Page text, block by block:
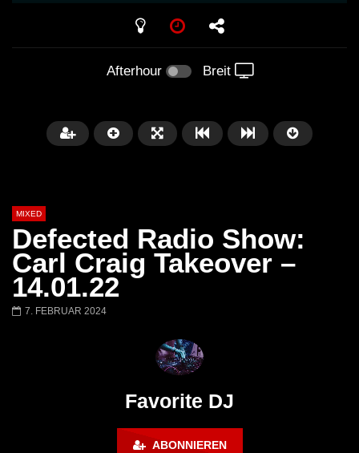
Afterhour Breit
MIXED
Defected Radio Show:
Carl Craig Takeover –
14.01.22
7. FEBRUAR 2024
Favorite DJ
ABONNIEREN